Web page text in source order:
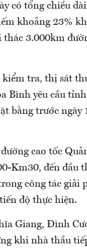
có tổng chiều
khoảng 23%
3.000km
tra, thị sát
Bình yêu cầu
bằng trước ngày
cao tốc
Km30, đến đầu
công tác giải
độ thực hiện.
Giang, Đình
khi nhà thầu